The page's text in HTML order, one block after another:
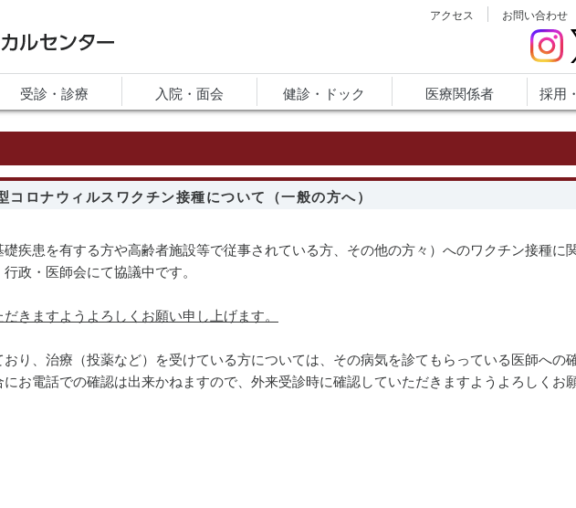
アクセス お問い合わせ
受診・診療 入院・面会 健診・ドック 医療関係者 採用
コロナウィルスワクチン接種について（一般の方へ）
疾患を有する方や高齢者施設等で従事されている方、その他の方々）へのワクチン接種に
政・医師会にて協議中です。
きますようよろしくお願い申し上げます。
り、治療（投薬など）を受けている方については、その病気を診てもらっている医師への
お電話での確認は出来かねますので、外来受診時に確認していただきますようよろしくお